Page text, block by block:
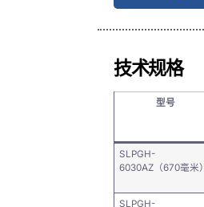
技术规格
型号
SLPGH-
6030AZ（670毫米）
SLPGH-